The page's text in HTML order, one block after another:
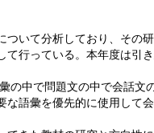
いて分析しており、その
行っている。本年度は引
中で問題文の中で会話文
語彙を優先的に使用して